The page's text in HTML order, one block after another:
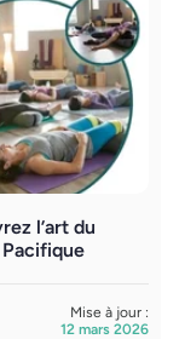
l’art du
Mise à jour :
12 mars 2026